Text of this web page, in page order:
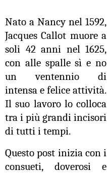
Nato a Nancy nel 1592,
Jacques Callot muore a
soli 42 anni nel 1625,
con alle spalle sì e no
un ventennio di
intensa e felice attività.
Il suo lavoro lo colloca
tra i più grandi incisori
di tutti i tempi.
Questo post inizia con i
consueti, doverosi e